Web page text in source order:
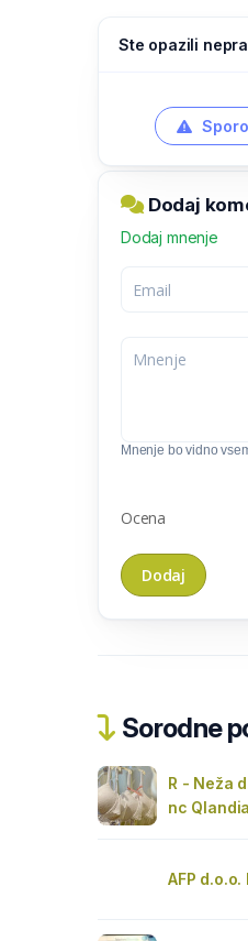
Ste opazili
Dodaj
Dodaj mnenje
Mnenje bo vidno
Ocena
Sorodne
R - Neža
nc Qlandia
AFP